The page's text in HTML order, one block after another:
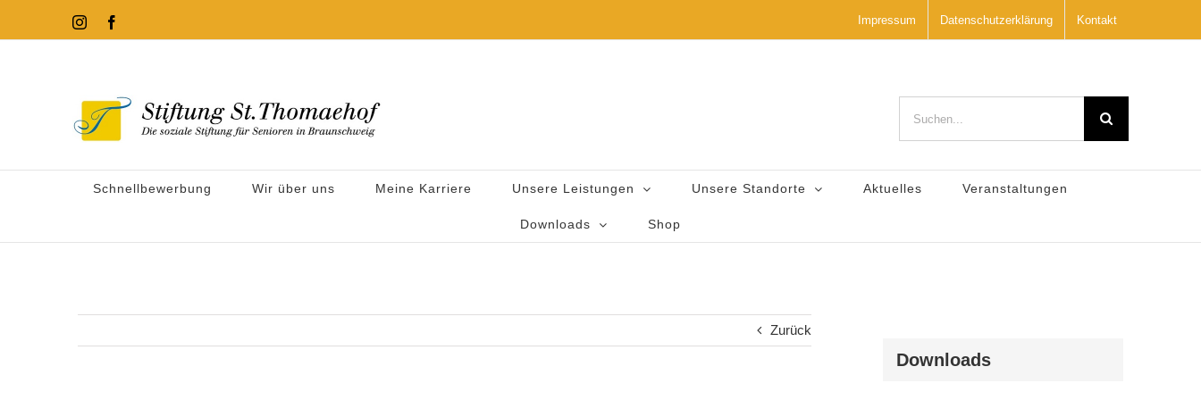
Inhalt
Instagram Impressum Datenschutzerklärung Kontakt
nach:
Schnellbewerbung Wir über uns Meine Karriere Unsere Leistungen Unsere Standorte Aktuelles Veranstaltungen
Downloads Shop
Zurück
Downloads